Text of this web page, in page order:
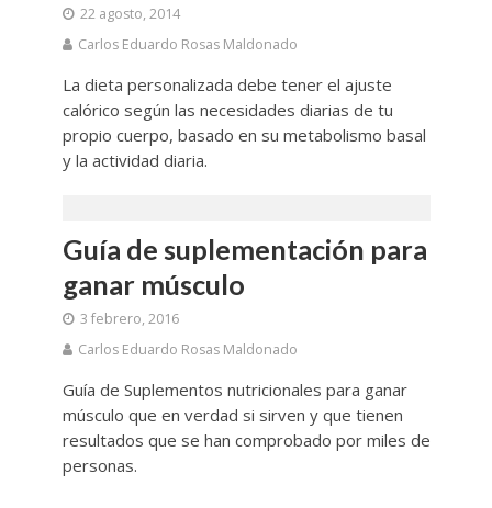
22 agosto, 2014
Carlos Eduardo Rosas Maldonado
La dieta personalizada debe tener el ajuste
calórico según las necesidades diarias de tu
propio cuerpo, basado en su metabolismo basal
y la actividad diaria.
Guía de suplementación para
ganar músculo
3 febrero, 2016
Carlos Eduardo Rosas Maldonado
Guía de Suplementos nutricionales para ganar
músculo que en verdad si sirven y que tienen
resultados que se han comprobado por miles de
personas.